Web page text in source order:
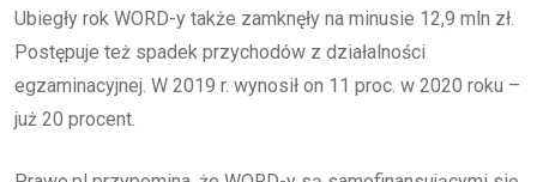
Ubiegły rok WORD-y także zamknęły na minusie 12,9 mln zł.
Postępuje też spadek przychodów z działalności
egzaminacyjnej. W 2019 r. wynosił on 11 proc. w 2020 roku –
już 20 procent.